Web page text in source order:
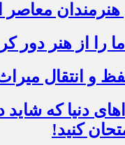
معاصر
را از هنر دور
و انتقال
دنیا که
کنید!